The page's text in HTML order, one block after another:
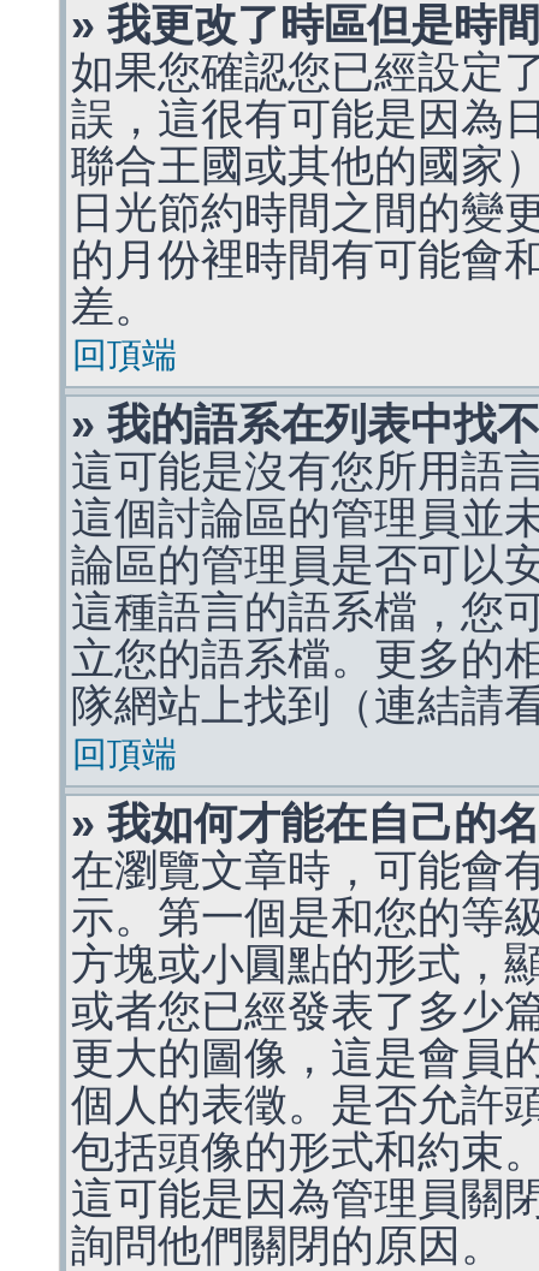
» 我更改了時區但是時
如果您確認您已經設定
誤，這很有可能是因為
聯合王國或其他的國家
日光節約時間之間的變
的月份裡時間有可能會
差。
回頂端
» 我的語系在列表中找
這可能是沒有您所用語
這個討論區的管理員並
論區的管理員是否可以
這種語言的語系檔，您
立您的語系檔。更多的
隊網站上找到（連結請
回頂端
» 我如何才能在自己的
在瀏覽文章時，可能會
示。第一個是和您的等
方塊或小圓點的形式，
或者您已經發表了多少
更大的圖像，這是會員
個人的表徵。是否允許
包括頭像的形式和約束
這可能是因為管理員關
詢問他們關閉的原因。